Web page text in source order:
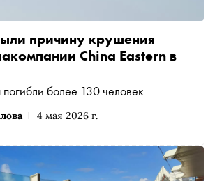
4 мая 2026 г.
причину крушения
China Eastern в
более 130 человек